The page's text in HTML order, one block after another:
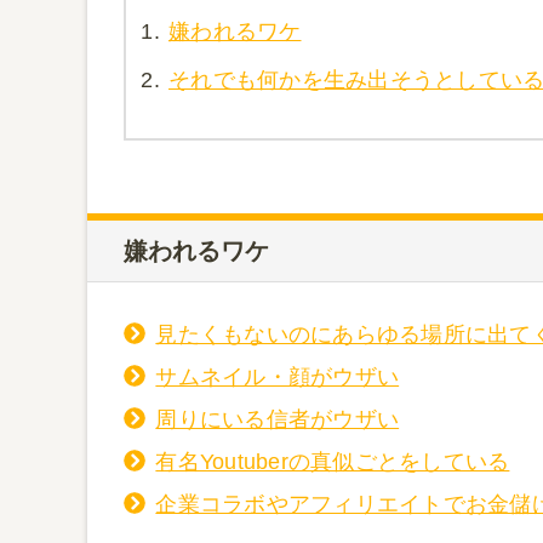
1. 嫌われるワケ
2. それでも何かを生み出そうとしている
嫌われるワケ
見たくもないのにあらゆる場所に出て
サムネイル・顔がウザい
周りにいる信者がウザい
有名Youtuberの真似ごとをしている
企業コラボやアフィリエイトでお金儲